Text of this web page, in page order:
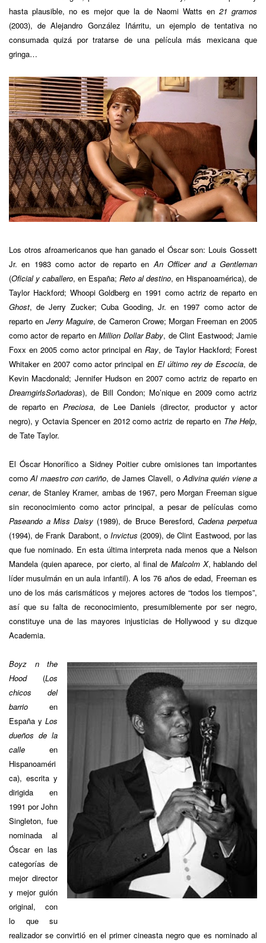
hasta plausible, no es mejor que la de Naomi Watts en 21 gramos
(2003), de Alejandro González Iñárritu, un ejemplo de tentativa no
consumada quizá por tratarse de una película más mexicana que
gringa…
Los otros afroamericanos que han ganado el Óscar son: Louis Gossett
Jr. en 1983 como actor de reparto enAn Officer and a Gentleman
(Oficial y caballero, en España; Reto al destino, en Hispanoamérica), de
Taylor Hackford; Whoopi Goldberg en 1991 como actriz de reparto en
Ghost, de Jerry Zucker; Cuba Gooding, Jr. en 1997 como actor de
reparto en Jerry Maguire, de Cameron Crowe; Morgan Freeman en 2005
como actor de reparto enMillion Dollar Baby, de Clint Eastwood; Jamie
Foxx en 2005 como actor principal en Ray, de Taylor Hackford; Forest
Whitaker en 2007 como actor principal en El último rey de Escocia, de
Kevin Macdonald; Jennifer Hudson en 2007 como actriz de reparto en
DreamgirlsSoñadoras), de Bill Condon; Mo’nique en 2009 como actriz
de reparto enPreciosa, de Lee Daniels (director, productor y actor
negro), y Octavia Spencer en 2012 como actriz de reparto en The Help,
de Tate Taylor.
El Óscar Honorífico a Sidney Poitier cubre omisiones tan importantes
comoAl maestro con cariño, de James Clavell, oAdivina quién viene a
cenar, de Stanley Kramer, ambas de 1967, pero Morgan Freeman sigue
sin reconocimiento como actor principal, a pesar de películas como
Paseando a Miss Daisy (1989), de Bruce Beresford,Cadena perpetua
(1994), de Frank Darabont, o Invictus (2009), de Clint Eastwood, por las
que fue nominado. En esta última interpreta nada menos que a Nelson
Mandela (quien aparece, por cierto, al final deMalcolm X, hablando del
líder musulmán en un aula infantil). A los 76 años de edad, Freeman es
uno de los más carismáticos y mejores actores de “todos los tiempos”,
así que su falta de reconocimiento, presumiblemente por ser negro,
constituye una de las mayores injusticias de Hollywood y su dizque
Academia.
Boyz n the
Hood(Los
chicos del
barrio en
España y Los
dueños de la
calle en
Hispanoaméri
ca), escrita y
dirigida en
1991 por John
Singleton, fue
nominada al
Óscar en las
categorías de
mejor director
y mejor guión
original, con
lo que su
realizador se convirtió en el primer cineasta negro que es nominado al